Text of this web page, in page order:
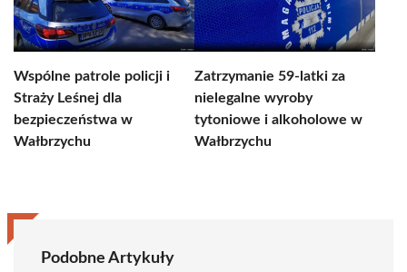
Wspólne patrole policji i
Straży Leśnej dla
bezpieczeństwa w
Wałbrzychu
Zatrzymanie 59-latki za
nielegalne wyroby
tytoniowe i alkoholowe w
Wałbrzychu
Podobne Artykuły